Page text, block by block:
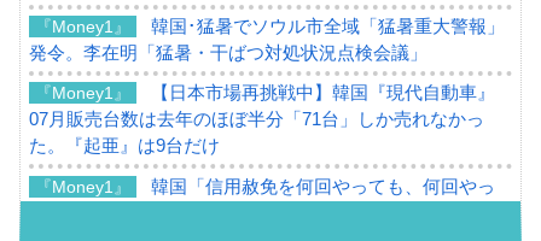
『Money1』
韓国･猛暑でソウル市全域「猛暑重大警報」
発令。李在明「猛暑・干ばつ対処状況点検会議」
『Money1』
【日本市場再挑戦中】韓国『現代自動車』
07月販売台数は去年のほぼ半分「71台」しか売れなかっ
た。『起亜』は9台だけ
『Money1』
韓国「信用赦免を何回やっても、何回やっ